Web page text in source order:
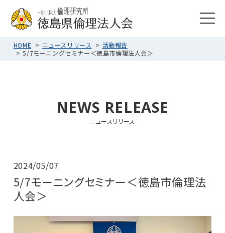
HOME ニュースリリース
活動報告
5/7モーニングセミナー＜徳島市倫理法人会＞
NEWS RELEASE
ニュースリリース
2024/05/07
5/7モーニングセミナー＜徳島市倫理法
人会＞